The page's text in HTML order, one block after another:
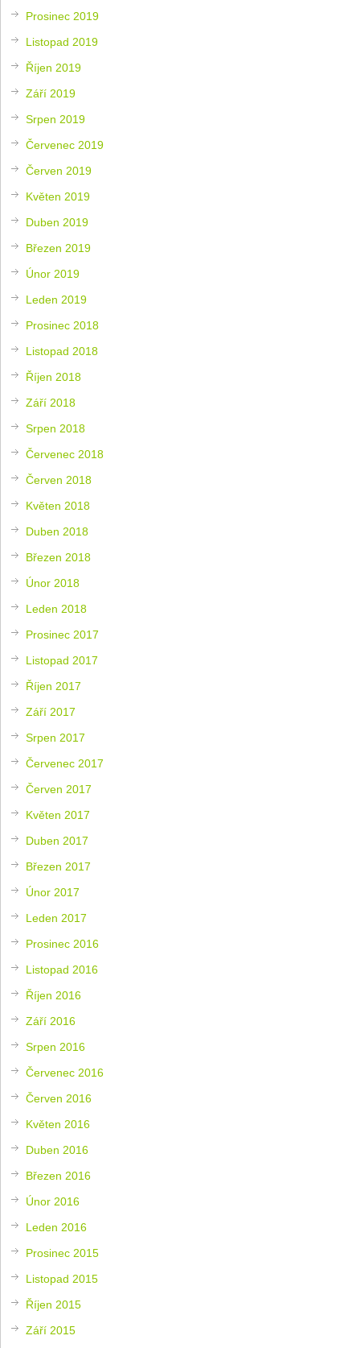
Prosinec 2019
Listopad 2019
Říjen 2019
Září 2019
Srpen 2019
Červenec 2019
Červen 2019
Květen 2019
Duben 2019
Březen 2019
Únor 2019
Leden 2019
Prosinec 2018
Listopad 2018
Říjen 2018
Září 2018
Srpen 2018
Červenec 2018
Červen 2018
Květen 2018
Duben 2018
Březen 2018
Únor 2018
Leden 2018
Prosinec 2017
Listopad 2017
Říjen 2017
Září 2017
Srpen 2017
Červenec 2017
Červen 2017
Květen 2017
Duben 2017
Březen 2017
Únor 2017
Leden 2017
Prosinec 2016
Listopad 2016
Říjen 2016
Září 2016
Srpen 2016
Červenec 2016
Červen 2016
Květen 2016
Duben 2016
Březen 2016
Únor 2016
Leden 2016
Prosinec 2015
Listopad 2015
Říjen 2015
Září 2015